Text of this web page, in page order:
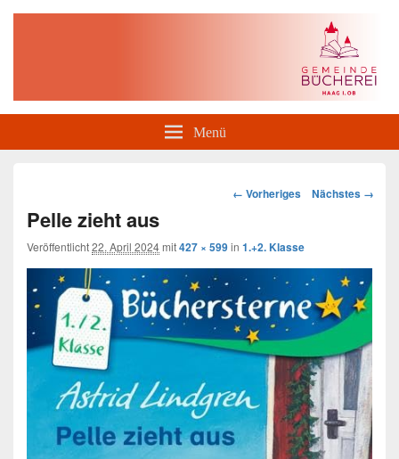
Gemeindebücherei Haag i. OB
Menü
Bilder-
← Vorheriges Nächstes →
Pelle zieht aus
Veröffentlicht22. April 2024mit427 × 599in 1.+2. Klasse